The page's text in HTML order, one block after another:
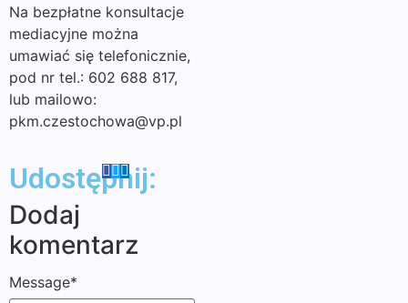
Na bezpłatne konsultacje
mediacyjne można
umawiać się telefonicznie,
pod nr tel.: 602 688 817,
lub mailowo:
pkm.czestochowa@vp.pl
Udostępnij:
Dodaj
komentarz
Message*